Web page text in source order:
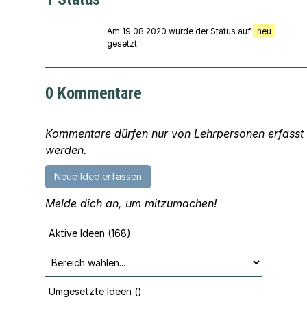
Am 19.08.2020 wurde der Status auf neu
gesetzt.
0 Kommentare
Kommentare dürfen nur von Lehrpersonen erfasst
werden.
Neue Idee erfassen
Melde dich an, um mitzumachen!
Aktive Ideen (168)
Umgesetzte Ideen ()